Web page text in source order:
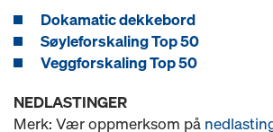
Dokamatic dekkebord
Søyleforskaling Top 50
Veggforskaling Top 50
NEDLASTINGER
Merk: Vær oppmerksom på